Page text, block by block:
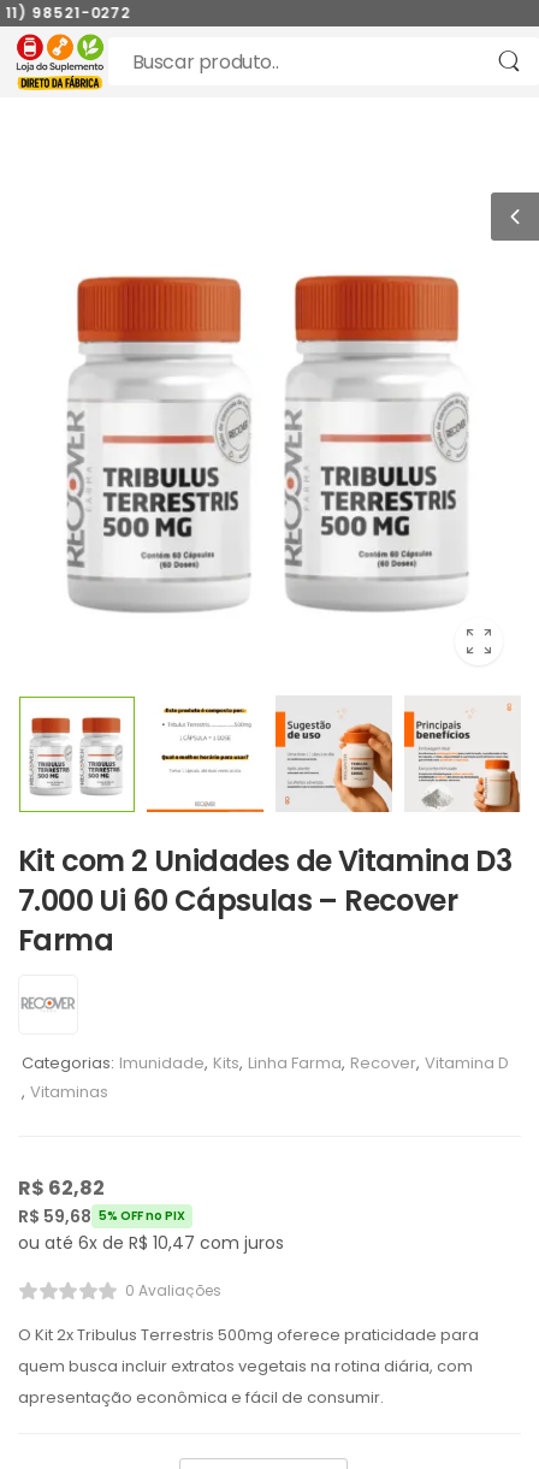
98521-0272
Kit com 2 Unidades de Vitamina D3
7.000 Ui 60 Cápsulas – Recover
Farma
Categorias: Imunidade, Kits, Linha Farma, Recover, Vitamina D
, Vitaminas
R$ 62,82
R$ 59,68 5% OFF no PIX
ou até 6x de R$ 10,47 com juros
0 Avaliações
O Kit 2x Tribulus Terrestris 500mg oferece praticidade para
quem busca incluir extratos vegetais na rotina diária, com
apresentação econômica e fácil de consumir.